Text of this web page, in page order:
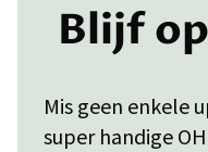
Blijf
Mis geen enkele
super handige